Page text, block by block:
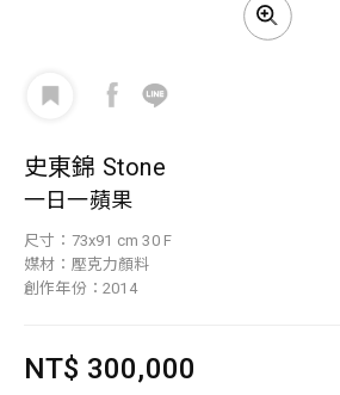
史東錦 Stone
一日一蘋果
尺寸：73x91 cm 30 F
媒材：壓克力顏料
創作年份：2014
NT$ 300,000